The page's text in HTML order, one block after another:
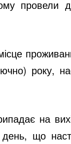
провели
року,
на
день, що